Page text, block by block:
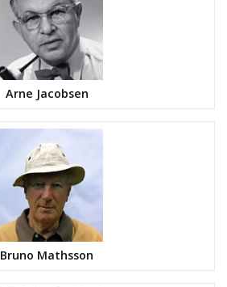
Arne Jacobsen
Bruno Mathsson